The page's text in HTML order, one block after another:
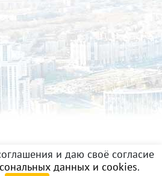
и даю своё согласие
данных и cookies.